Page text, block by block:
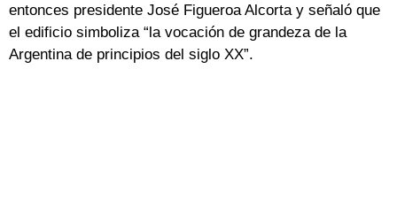
entonces presidente José Figueroa Alcorta y señaló que
el edificio simboliza “la vocación de grandeza de la
Argentina de principios del siglo XX”.